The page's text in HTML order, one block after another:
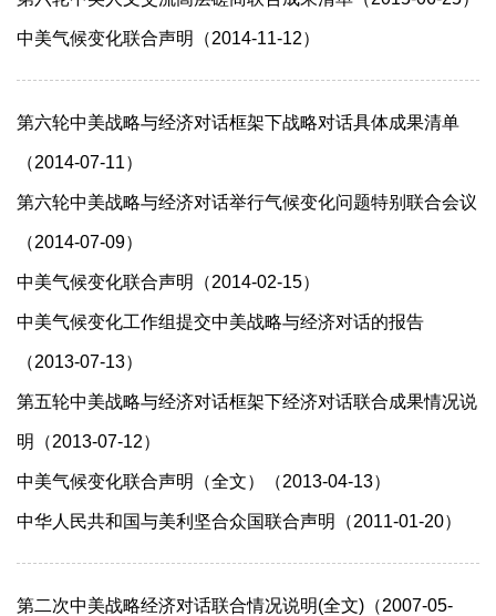
中美气候变化联合声明（2014-11-12）
第六轮中美战略与经济对话框架下战略对话具体成果清单
（2014-07-11）
第六轮中美战略与经济对话举行气候变化问题特别联合会议
（2014-07-09）
中美气候变化联合声明（2014-02-15）
中美气候变化工作组提交中美战略与经济对话的报告
（2013-07-13）
第五轮中美战略与经济对话框架下经济对话联合成果情况说
明（2013-07-12）
中美气候变化联合声明（全文）（2013-04-13）
中华人民共和国与美利坚合众国联合声明（2011-01-20）
第二次中美战略经济对话联合情况说明(全文)（2007-05-